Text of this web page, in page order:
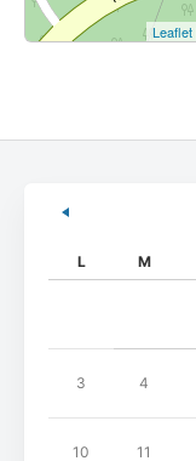
Leaflet
L M
3 4
10 11